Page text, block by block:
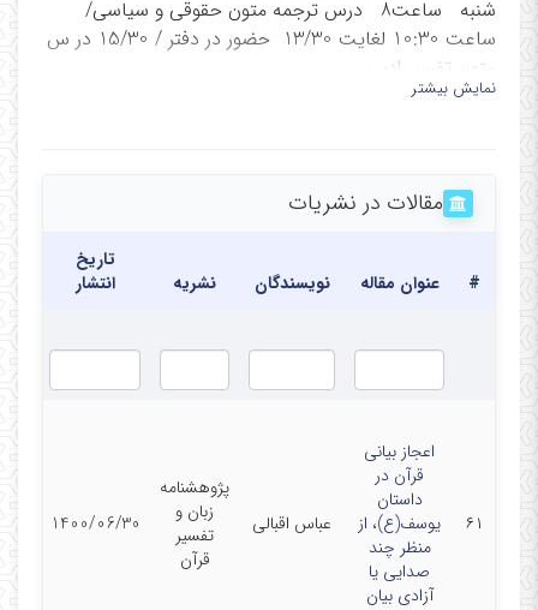
شنبه ساعت8 درس ترجمه متون حقوقی و سیاسی/
ساعت 10:30 لغایت 13/30 حضور در دفتر / 15/30 در س
متون تفسیر ادبی
حضور در دفتر / جلسات شورای گروه
سه شنبه ساعت 14:00 درس قرائت قرآن و ترجمه و حضور
در دفتر
نمایش بیشتر
مقالات در نشریات
# عنوان مقاله نویسندگان نشریه
تاریخ
انتشار
۶۱
اعجاز بیانی
قرآن در
داستان
یوسف(ع)، از
منظر چند
صدایی یا
آزادی بیان
عباس اقبالی
پژوهشنامه
زبان و
تفسیر
قرآن
1400/06/30